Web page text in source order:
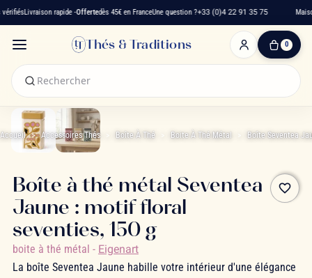
Livraison rapide -Offertedès 45€ en FranceUne question ?+33 (0)4 22 91 35 75
Thés & Traditions 0
0
panier
Accueil Accessoires Thés Boîte À Thé Boite À Thé Métal Boîte Seventea
favorite_border
Boîte à thé métal Seventea
Jaune : motif floral
seventies, 150 g
boite à thé métal - Eigenart
La boîte Seventea Jaune habille votre intérieur d'une élégance